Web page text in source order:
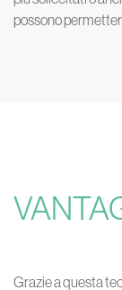
possono
Grazie a questa